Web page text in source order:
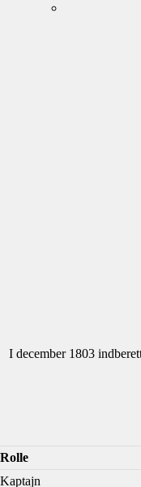
I december 1803
Rolle
Kaptajn